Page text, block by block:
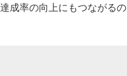
成率の向上にもつながる